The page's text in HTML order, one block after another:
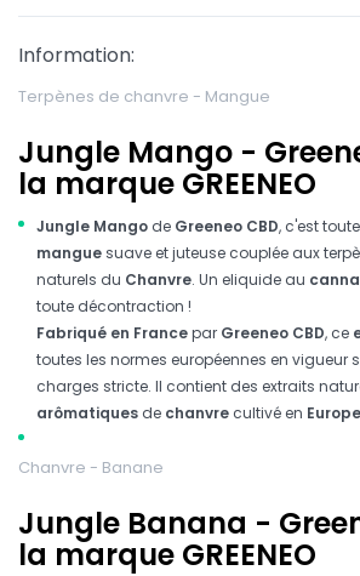
Information:
Terpènes de chanvre - Mangue
Jungle Mango -
la marque GREENEO
Jungle Mango de Greeneo CBD, c'est
manguesuave et juteuse couplée aux
naturels du Chanvre. Un eliquide au
toute décontraction !
Fabriqué en Francepar Greeneo CBD, ce
toutes les normes européennes en vigueur
charges stricte. Il contient des extraits
arômatiques de chanvre cultivé en
Chanvre - Banane
Jungle Banana -
la marque GREENEO